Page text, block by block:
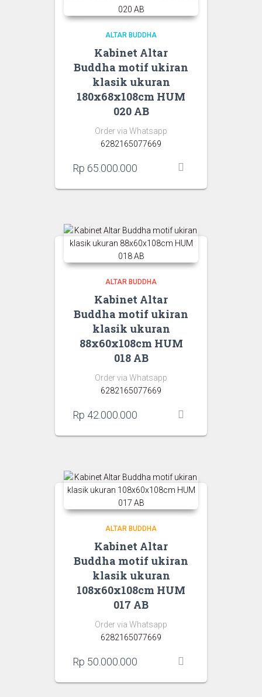
ALTAR BUDDHA
Kabinet Altar
Buddha motif ukiran
klasik ukuran
180x68x108cm HUM
020 AB
Order via Whatsapp
6282165077669
Rp 65.000.000
ALTAR BUDDHA
Kabinet Altar
Buddha motif ukiran
klasik ukuran
88x60x108cm HUM
018 AB
Order via Whatsapp
6282165077669
Rp 42.000.000
ALTAR BUDDHA
Kabinet Altar
Buddha motif ukiran
klasik ukuran
108x60x108cm HUM
017 AB
Order via Whatsapp
6282165077669
Rp 50.000.000